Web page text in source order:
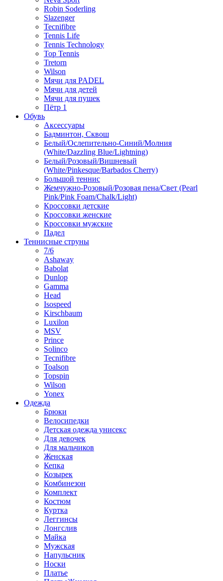
Robin Soderling
Slazenger
Tecnifibre
Tennis Life
Tennis Technology
Top Tennis
Tretorn
Wilson
Мячи для PADEL
Мячи для детей
Мячи для пушек
Пётр 1
Обувь
Аксессуары
Бадминтон, Сквош
Белый/Ослепительно-Синий/Молния
(White/Dazzling Blue/Lightning)
Белый/Розовый/Вишневый
(White/Pinkesque/Barbados Cherry)
Большой теннис
Жемчужно-Розовый/Розовая пена/Свет (Pearl
Pink/Pink Foam/Chalk/Light)
Кроссовки детские
Кроссовки женские
Кроссовки мужские
Падел
Теннисные струны
7/6
Ashaway
Babolat
Dunlop
Gamma
Head
Isospeed
Kirschbaum
Luxilon
MSV
Prince
Solinco
Tecnifibre
Toalson
Topspin
Wilson
Yonex
Одежда
Брюки
Велосипедки
Детская одежда унисекс
Для девочек
Для мальчиков
Женская
Кепка
Козырек
Комбинезон
Комплект
Костюм
Куртка
Леггинсы
Лонгслив
Майка
Мужская
Напульсник
Носки
Платье